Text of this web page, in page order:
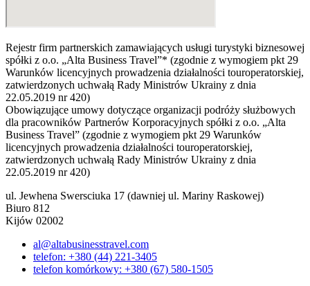
Rejestr firm partnerskich zamawiających usługi turystyki biznesowej
spółki z o.o. „Alta Business Travel”* (zgodnie z wymogiem pkt 29
Warunków licencyjnych prowadzenia działalności touroperatorskiej,
zatwierdzonych uchwałą Rady Ministrów Ukrainy z dnia
22.05.2019 nr 420)
Obowiązujące umowy dotyczące organizacji podróży służbowych
dla pracowników Partnerów Korporacyjnych spółki z o.o. „Alta
Business Travel” (zgodnie z wymogiem pkt 29 Warunków
licencyjnych prowadzenia działalności touroperatorskiej,
zatwierdzonych uchwałą Rady Ministrów Ukrainy z dnia
22.05.2019 nr 420)
ul. Jewhena Swersciuka 17 (dawniej ul. Mariny Raskowej)
Biuro 812
Kijów 02002
al@altabusinesstravel.com
telefon: +380 (44) 221-3405
telefon komórkowy: +380 (67) 580-1505